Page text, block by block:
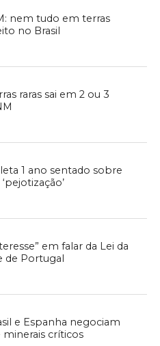
nem tudo em terras
no Brasil
raras sai em 2 ou 3
1 ano sentado sobre
em falar da Lei da
de Portugal
e Espanha negociam
críticos